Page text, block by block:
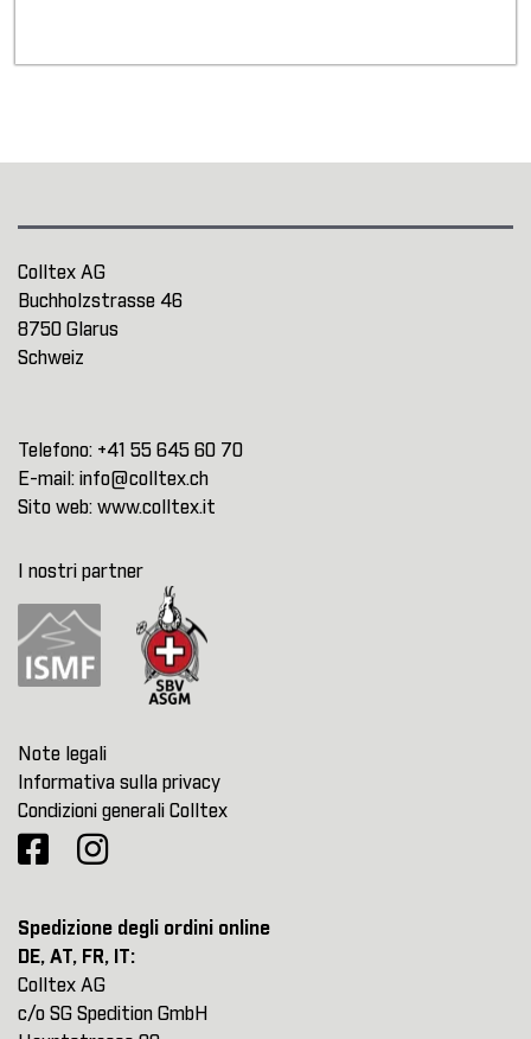
Colltex AG
Buchholzstrasse 46
8750 Glarus
Schweiz
Telefono: +41 55 645 60 70
E-mail: info@colltex.ch
Sito web: www.colltex.it
I nostri partner
Note legali
Informativa sulla privacy
Condizioni generali Colltex
Spedizione degli ordini online
DE, AT, FR, IT:
Colltex AG
c/o SG Spedition GmbH